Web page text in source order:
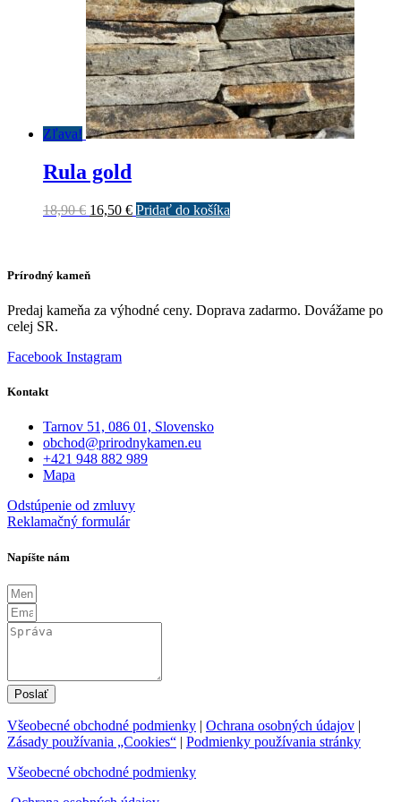
Zľava!
Rula gold
18,90€ Pôvodná
16,50 €Aktuálna
Pridať do košíka
Prírodný kameň
Predaj kameňa za výhodné ceny. Doprava zadarmo. Dovážame po
celej SR.
Facebook Instagram
Kontakt
Tarnov 51, 086 01, Slovensko
obchod@prirodnykamen.eu
+421 948 882 989
Mapa
Odstúpenie od zmluvy
Reklamačný formulár
Napíšte nám
Poslať
Všeobecné obchodné podmienky | Ochrana osobných údajov |
Zásady používania „Cookies“ | Podmienky používania stránky
Všeobecné obchodné podmienky